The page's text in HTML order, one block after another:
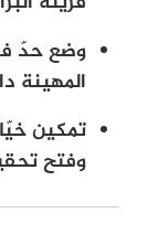
وضع حدّ
المهينة
تمكين
وفتح